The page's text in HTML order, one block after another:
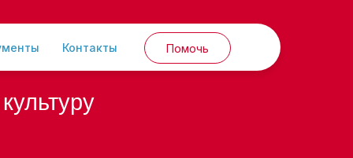
Контакты Помочь